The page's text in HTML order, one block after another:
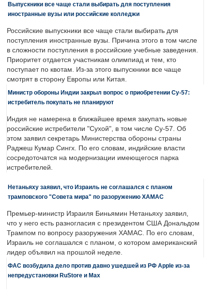
Выпускники все чаще стали выбирать для поступления
иностранные вузы или российские колледжи
Российские выпускники все чаще стали выбирать для
поступления иностранные вузы. Причина этого в том числе
в сложности поступления в российские учебные заведения.
Приоритет отдается участникам олимпиад и тем, кто
поступает по квотам. Из-за этого выпускники все чаще
смотрят в сторону Европы или Китая.
Министр обороны Индии закрыл вопрос о приобретении Су-57:
истребитель покупать не планируют
Индия не намерена в ближайшее время закупать новые
российские истребители "Сухой", в том числе Су-57. Об
этом заявил секретарь Министерства обороны страны
Раджеш Кумар Сингх. По его словам, индийские власти
сосредоточатся на модернизации имеющегося парка
истребителей.
Нетаньяху заявил, что Израиль не соглашался с планом
трамповского "Совета мира" по разоружению ХАМАС
Премьер-министр Израиля Биньямин Нетаньяху заявил,
что у него есть разногласия с президентом США Дональдом
Трампом по вопросу разоружения ХАМАС. По его словам,
Израиль не соглашался с планом, о котором американский
лидер объявил на прошлой неделе.
ФАС возбудила дело против давно ушедшей из РФ Apple из-за
непредустановки RuStore и Max